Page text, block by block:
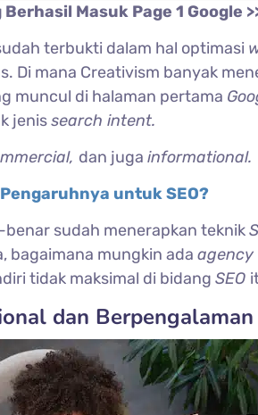
Masuk Page 1 Google
terbukti dalam hal optimasi
Di mana Creativism banyak
muncul di halaman pertama
jenissearch intent.
dan juga informational.
untuk SEO?
benar sudah menerapkan teknik
bagaimana mungkin ada agency
tidak maksimal di bidang SEO
dan Berpengalaman